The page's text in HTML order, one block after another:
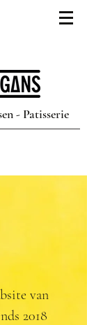
- Patisserie
van
2018